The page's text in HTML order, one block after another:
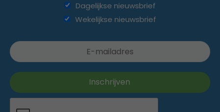
Dagelijkse nieuwsbrief
Wekelijkse nieuwsbrief